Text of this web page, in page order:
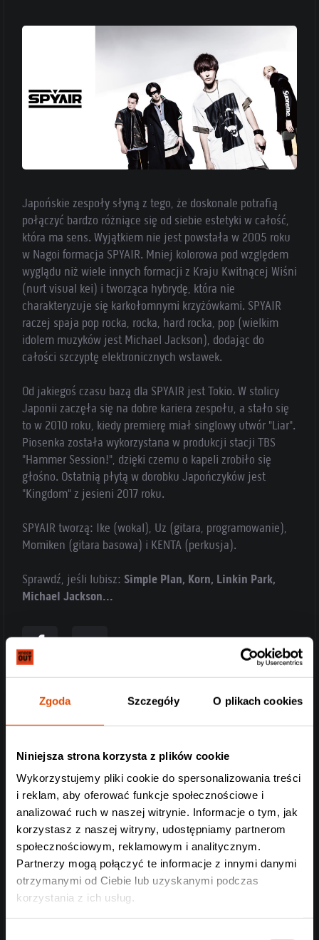
Zgoda Szczegóły O plikach cookies
Niniejsza strona korzysta z plików cookie
Wykorzystujemy pliki cookie do spersonalizowania treści
i reklam, aby oferować funkcje społecznościowe i
analizować ruch w naszej witrynie. Informacje o tym, jak
korzystasz z naszej witryny, udostępniamy partnerom
społecznościowym, reklamowym i analitycznym.
Partnerzy mogą połączyć te informacje z innymi danymi
otrzymanymi od Ciebie lub uzyskanymi podczas
korzystania z ich usług.
Japońskie zespoły słyną z tego, że doskonale potrafią
połączyć bardzo różniące się od siebie estetyki w całość,
która ma sens. Wyjątkiem nie jest powstała w 2005 roku
w Nagoi formacja SPYAIR. Mniej kolorowa pod względem
wyglądu niż wiele innych formacji z Kraju Kwitnącej Wiśni
(nurt visual kei) i tworząca hybrydę, która nie
charakteryzuje się karkołomnymi krzyżówkami. SPYAIR
raczej spaja pop rocka, rocka, hard rocka, pop (wielkim
idolem muzyków jest Michael Jackson), dodając do
całości szczyptę elektronicznych wstawek.
Od jakiegoś czasu bazą dla SPYAIR jest Tokio. W stolicy
Japonii zaczęła się na dobre kariera zespołu, a stało się
to w 2010 roku, kiedy premierę miał singlowy utwór "Liar".
Piosenka została wykorzystana w produkcji stacji TBS
"Hammer Session!", dzięki czemu o kapeli zrobiło się
głośno. Ostatnią płytą w dorobku Japończyków jest
"Kingdom" z jesieni 2017 roku.
SPYAIR tworzą: Ike (wokal), Uz (gitara, programowanie),
Momiken (gitara basowa) i KENTA (perkusja).
Sprawdź, jeśli lubisz: Simple Plan, Korn, Linkin Park,
Michael Jackson...